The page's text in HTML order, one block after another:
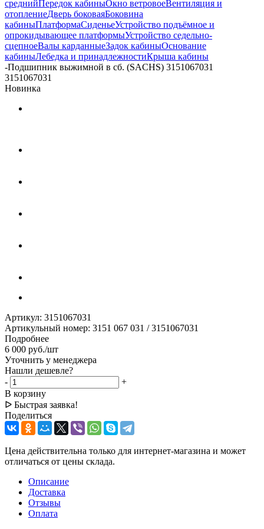
среднийПередок кабиныОкно ветровоеВентиляция и
отоплениеДверь боковаяБоковина
кабиныПлатформаСиденьеУстройство подъёмное и
опрокидывающее платформыУстройство седельно-
сцепноеВалы карданныеЗадок кабиныОснование
кабиныЛебедка и принадлежностиКрыша кабины
-Подшипник выжимной в сб. (SACHS) 3151067031
3151067031
Новинка
Артикул: 3151067031
Артикульный номер: 3151 067 031 / 3151067031
Подробнее
6 000 руб./шт
Уточнить у менеджера
Нашли дешевле?
-
+
В корзину
ᐅ Быстрая заявка!
Поделиться
Цена действительна только для интернет-магазина и может
отличаться от цены склада.
Описание
Доставка
Отзывы
Оплата